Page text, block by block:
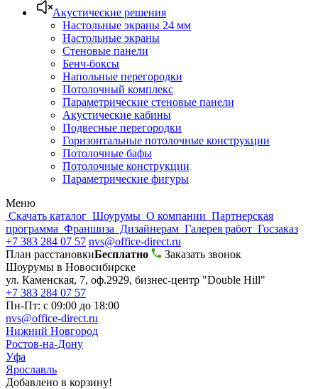
Акустические решения
Настольные экраны 24 мм
Настольные экраны
Стеновые панели
Бенч-боксы
Напольные перегородки
Потолочный комплекс
Параметрические стеновые панели
Акустические кабины
Подвесные перегородки
Горизонтальные потолочные конструкции
Потолочные бафы
Потолочные конструкции
Параметрические фигуры
Меню
Скачать каталог Шоурумы О компании Партнерская
программа Франшиза Дизайнерам Галерея работ Госзаказ
+7 383 284 07 57 nvs@office-direct.ru
План расстановкиБесплатно
Заказать звонок
Шоурумы в Новосибирске
ул. Каменская, 7, оф.2929, бизнес-центр "Double Hill"
+7 383 284 07 57
Пн-Пт: с 09:00 до 18:00
nvs@office-direct.ru
Нижний Новгород
Ростов-на-Дону
Уфа
Ярославль
Добавлено в корзину!